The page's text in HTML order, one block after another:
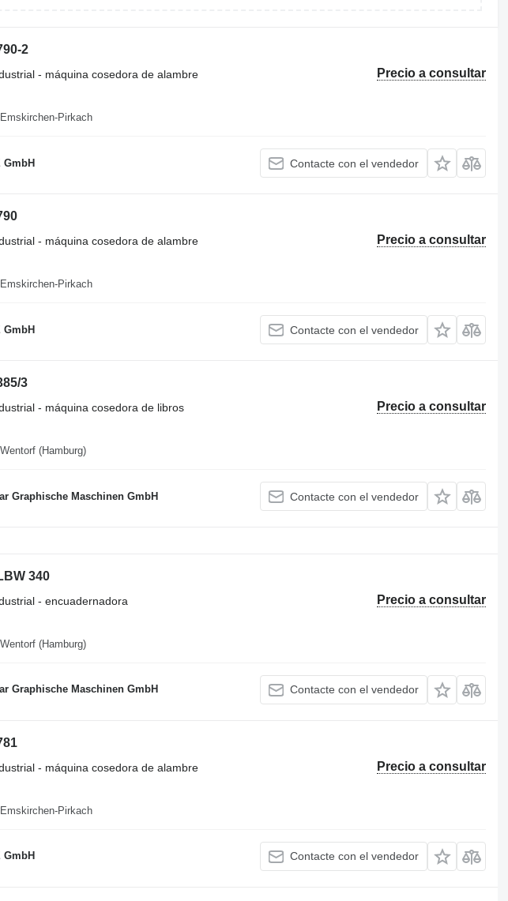
2
Precio a consultar
- máquina cosedora de alambre
Pirkach
GmbH Contacte con el vendedor
Precio a consultar
- máquina cosedora de alambre
Pirkach
GmbH Contacte con el vendedor
3
Precio a consultar
- máquina cosedora de libros
(Hamburg)
Graphische Maschinen GmbH Contacte con el vendedor
340
Precio a consultar
- encuadernadora
(Hamburg)
Graphische Maschinen GmbH Contacte con el vendedor
Precio a consultar
- máquina cosedora de alambre
Pirkach
GmbH Contacte con el vendedor